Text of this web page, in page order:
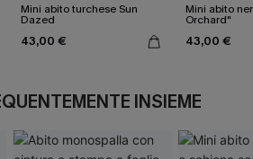
Mini abito turchese Sun
Dazed
43,00 €
Mini abito
Orchard"
43,00 €
INSIEME